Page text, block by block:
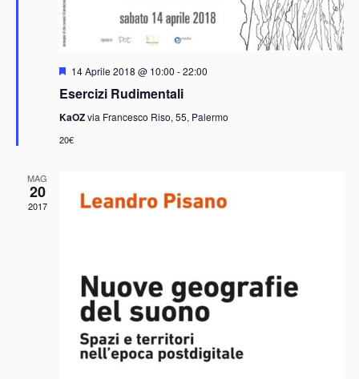
Segnalati
14 Aprile 2018 @ 10:00 -22:00
Esercizi Rudimentali
KaOZvia Francesco Riso, 55, Palermo
20€
MAG
20
2017